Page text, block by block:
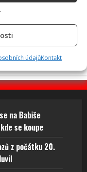
údajůKontakt
o svých
na Babiše
se koupe
z počátku 20.